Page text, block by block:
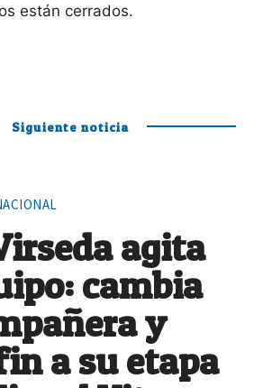
están cerrados.
Siguiente noticia
agita
cambia
y
a su etapa